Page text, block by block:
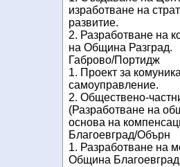
изработване на
развитие.
2. Разработване на
на Община Разград.
Габрово/Портидж
1. Проект за
самоуправление.
2. Обществено-
(Разработване на
основа на
Благоевград/Обърн
1. Разработване на
Община